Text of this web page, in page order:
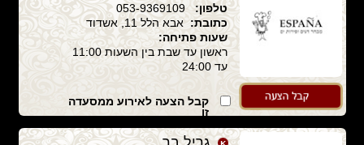
טלפון:053-9369109
כתובת: אבא הלל 11, אשדוד
שעות פתיחה:
ראשון עד שבת בין השעות 11:00
עד 24:00
קבל הצעה לאירוע ממסעדה
זו